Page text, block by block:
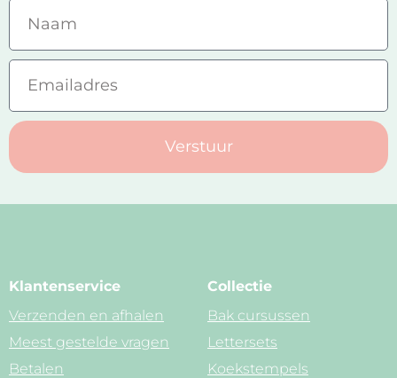
Verstuur
Klantenservice
Verzenden en afhalen
Meest gestelde vragen
Betalen
Collectie
Bak cursussen
Lettersets
Koekstempels